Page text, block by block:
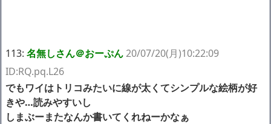
113: 名無しさん＠おーぷん20/07/20(月)10:22:09
ID:RQ.pq.L26
でもワイはトリコみたいに線が太くてシンプルな絵柄が好
きや…読みやすいし
しまぶーまたなんか書いてくれねーかなぁ